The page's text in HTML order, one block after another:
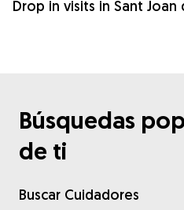
Drop in visits in Sant Joan
Búsquedas
de ti
Buscar Cuidadores